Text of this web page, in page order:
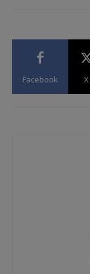
Facebook X